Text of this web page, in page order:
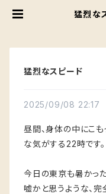
猛烈な
猛烈なスピード
2025/09/08 22:17
昼間、身体の中にこ
な気がする22時です。
今日の東京も暑かっ
嘘かと思うような、